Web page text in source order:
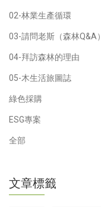
02-林業生產循環
03-請問老斯（森林Q&A）
04-拜訪森林的理由
05-木生活旅圖誌
綠色採購
ESG專案
全部
文章標籤